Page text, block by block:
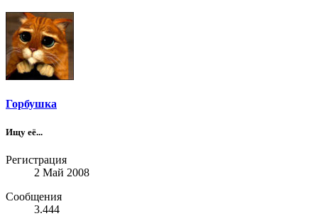
Горбушка
Ищу её...
Регистрация
2 Май 2008
Сообщения
3.444